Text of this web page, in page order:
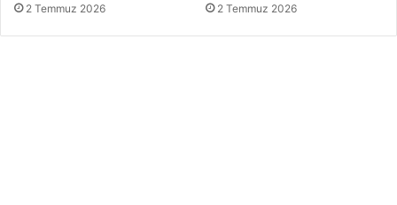
2 Temmuz 2026 2 Temmuz 2026